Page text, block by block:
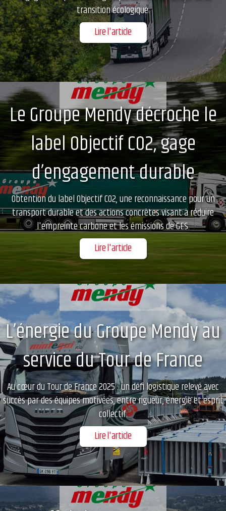
transition écologique.
Lire l'article
Le Groupe Mendy décroche le
label Objectif CO2, gage
d’engagement durable
Obtention du label Objectif CO2, une reconnaissance pour un
transport durable et des actions concrètes visant à réduire
l'empreinte carbone et les émissions de GES.
Lire l'article
L’énergie du Groupe Mendy au
service du Tour de France
Au cœur du Tour de France 2025 : un défi logistique relevé avec
succès par des équipes motivées, entre rigueur, énergie et esprit
collectif.
Lire l'article